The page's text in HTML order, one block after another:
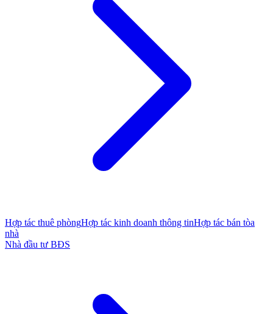
Hợp tác thuê phòngHợp tác kinh doanh thông tinHợp tác bán tòa
nhà
Nhà đầu tư BĐS